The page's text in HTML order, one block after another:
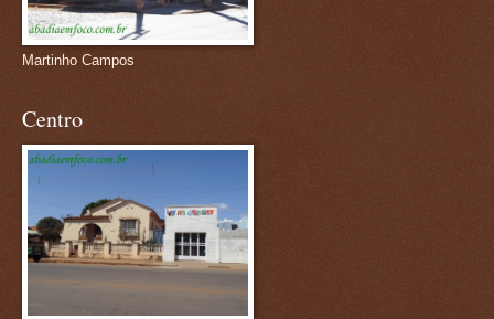
Martinho Campos
Centro